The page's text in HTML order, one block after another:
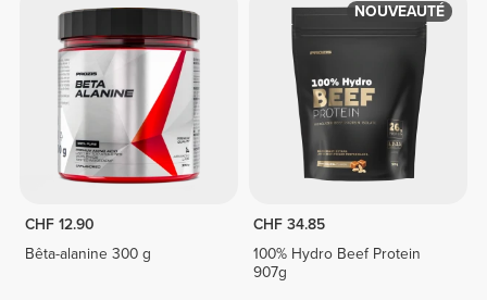
CHF 12.90
Bêta-alanine 300 g
NOUVEAUTÉ
CHF 34.85
100% Hydro Beef Protein
907g